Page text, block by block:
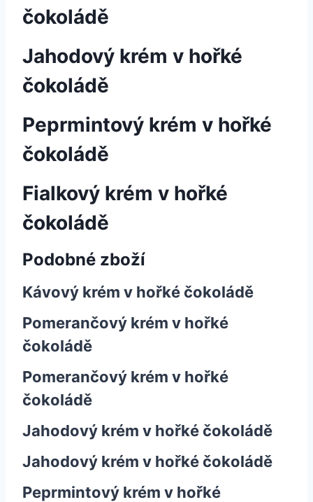
čokoládě
Jahodový krém v hořké
čokoládě
Peprmintový krém v hořké
čokoládě
Fialkový krém v hořké
čokoládě
Podobné zboží
Kávový krém v hořké čokoládě
Pomerančový krém v hořké
čokoládě
Pomerančový krém v hořké
čokoládě
Jahodový krém v hořké čokoládě
Jahodový krém v hořké čokoládě
Peprmintový krém v hořké